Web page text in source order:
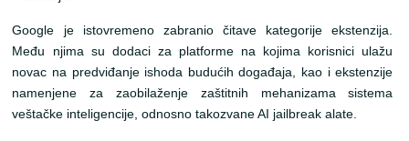
Google je istovremeno zabranio čitave kategorije ekstenzija.
Među njima su dodaci za platforme na kojima korisnici ulažu
novac na predviđanje ishoda budućih događaja, kao i ekstenzije
namenjene za zaobilaženje zaštitnih mehanizama sistema
veštačke inteligencije, odnosno takozvane AI jailbreak alate.